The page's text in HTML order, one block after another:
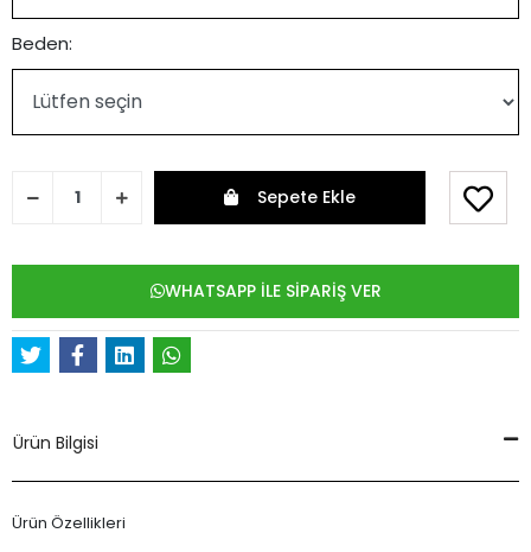
Beden:
Sepete Ekle
WHATSAPP İLE SİPARİŞ VER
Ürün Bilgisi
Ürün Özellikleri